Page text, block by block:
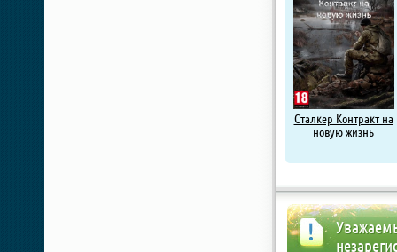
Сталкер Контракт на
новую жизнь